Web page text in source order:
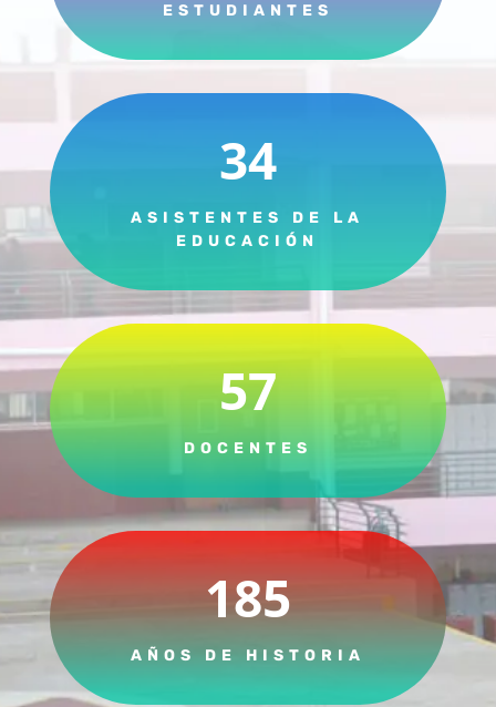
ESTUDIANTES
34
ASISTENTES DE LA
EDUCACIÓN
57
DOCENTES
185
AÑOS DE HISTORIA